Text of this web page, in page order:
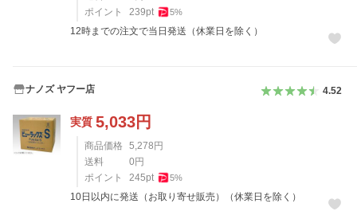
ポイント
239pt 5%
12時までの注文で当日発送（休業日を除く）
ナノズ ヤフー店 4.52
実質 5,033円
商品価格 5,278 円
送料
0 円
ポイント
245pt 5%
10日以内に発送（お取り寄せ販売）（休業日を除く）